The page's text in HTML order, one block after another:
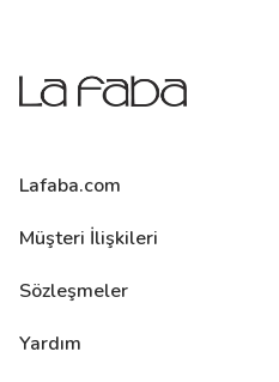
Lafaba.com
Müşteri İlişkileri
Sözleşmeler
Yardım